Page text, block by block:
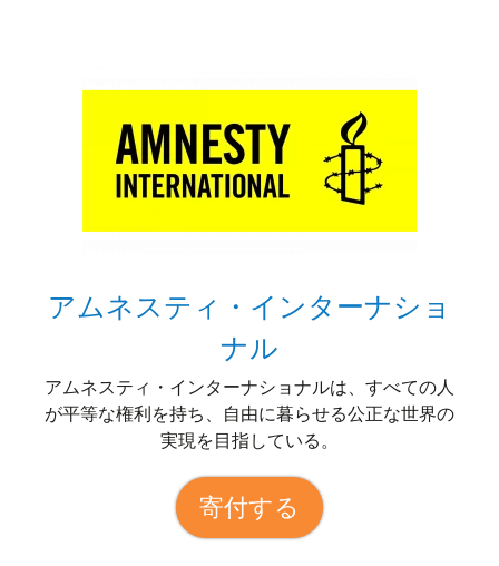
アムネスティ・インターナショ
ナル
アムネスティ・インターナショナルは、すべての人
が平等な権利を持ち、自由に暮らせる公正な世界の
実現を目指している。
寄付する